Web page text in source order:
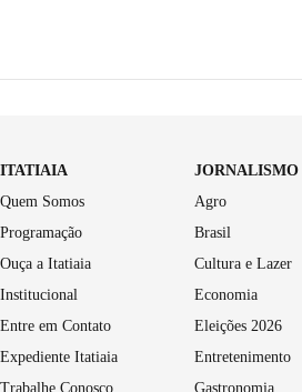
ITATIAIA
Quem Somos
Programação
Ouça a Itatiaia
Institucional
Entre em Contato
Expediente Itatiaia
Trabalhe Conosco
JORNALISMO
Agro
Brasil
Cultura e Lazer
Economia
Eleições 2026
Entretenimento
Gastronomia